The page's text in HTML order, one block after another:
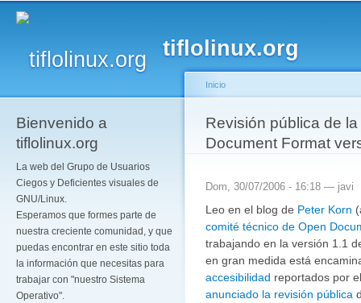
tiflolinux.org
Bienvenido a
tiflolinux.org
La web del Grupo de Usuarios
Ciegos y Deficientes visuales de
GNU/Linux.
Esperamos que formes parte de
nuestra creciente comunidad, y que
puedas encontrar en este sitio toda
la información que necesitas para
trabajar con "nuestro Sistema
Operativo".
Se encuentra usted
Inicio
Revisión pública de
Document Format
Dom, 30/07/2006 - 16:18 — javi
Leo en el blog de Peter Korn
comité técnico de Open
trabajando en la versión 1.1
en gran medida está
accesibilidad reportados por
anunciado la revisión pública